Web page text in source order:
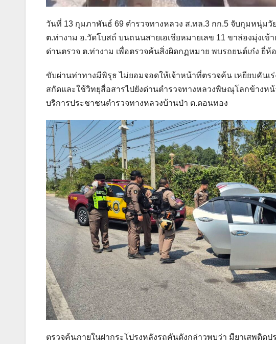
วันที่ 13 กุมภาพันธ์ 69 ตำรวจทางหลวง ส.ทล.3 กก.5 จับกุมหนุ่มวั
ต.ท่างาม อ.วัดโบสถ์ บนถนนสายเอเชียหมายเลข 11 ขาล่องมุ่งเ
ด่านตรวจ ต.ท่างาม เพื่อตรวจค้นสิ่งผิดกฏหมาย พบรถยนต์เก๋ง ยี่
ขับผ่านท่าทางมีพิรุธ ไม่ยอมจอดให้เจ้าหน้าที่ตรวจค้น เหยียบคันเ
สกัดและใช้วิทยุสื่อสารไปยังด่านตำรวจทางหลวงพิษณุโลกข้างห
บริการประชาชนตำรวจทางหลวงบ้านป่า ต.ดอนทอง
ตรวจค้นภายในฝากระโปรงหลังรถคันดังกล่าวพบว่า มียาเสพติด